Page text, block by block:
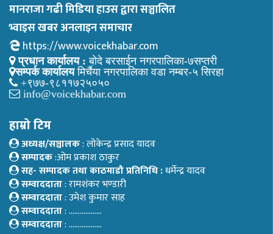
मानराजा गढी मिडिया हाउस द्वारा सञ्चालित
भ्वाइस खबर अनलाइन समाचार
https://www.voicekhabar.com
प्रधान कार्यालय : बोदे बरसाईन नगरपालिका-७सप्तरी
सम्पर्क कार्यालयमिर्चैया नगरपालिका वडा नम्बर-५ सिरहा
+९७७-९८११७२५०५०
info@voicekhabar.com
हाम्रो टिम
अध्यक्ष/सञ्चालक: लोकेन्द्र प्रसाद यादव
सम्पादक:ओम प्रकाश ठाकुर
सह- सम्पादक तथा काठमाडौ प्रतिनिधि :धर्मेन्द्र यादव
सम्वाददाता: रामशंकर भण्डारी
सम्वाददाता: उमेश कुमार साह
सम्वाददाता: ………………
सम्वाददाता: ………………